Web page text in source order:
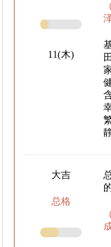
11(木)
大吉
总格